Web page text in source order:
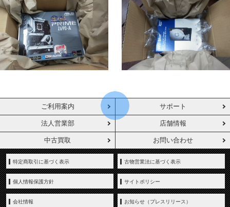
ご利用案内 サポート
法人営業部 店舗情報
中古買取 お問い合わせ
特定商取引に基づく表示 古物営業法に基づく表示
個人情報保護方針 サイトポリシー
会社情報 お知らせ（プレスリリース）